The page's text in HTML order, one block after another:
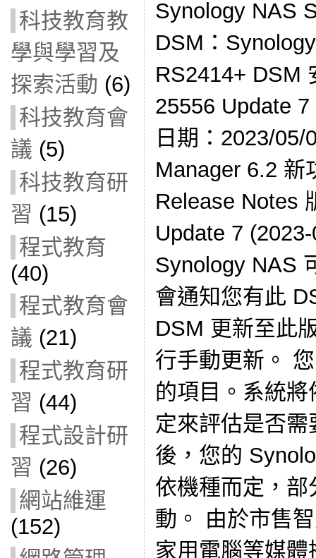
科技教育教
學與學習及
探索活動 (6)
科技教育會
議 (5)
科技教育研
習 (15)
程式教育
(40)
程式教育會
議 (21)
程式教育研
習 (44)
程式設計研
習 (26)
網站維運
(152)
Synology NAS
DSM：
RS2414+ DSM
25556 Update
日期：2023/
Manager 6.2 新
Release Notes
Update 7
Synology NAS
會通知您有此
DSM 更新至此
行手動更新。
的項目。系統
定來評估是否
後，您的
依機種而定，
動。 由於市售
家用電腦等媒